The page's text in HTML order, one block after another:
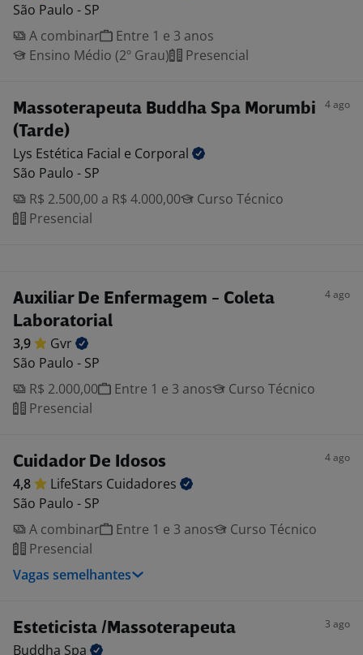
São Paulo - SP
A combinar
Entre 1 e 3 anos
Ensino Médio (2º Grau)
Presencial
Massoterapeuta Buddha Spa Morumbi
(Tarde)
4 ago
Lys Estética Facial e Corporal
São Paulo - SP
R$ 2.500,00 a R$ 4.000,00
Curso Técnico
Presencial
Auxiliar De Enfermagem - Coleta
Laboratorial
4 ago
3,9
Gvr
São Paulo - SP
R$ 2.000,00
Entre 1 e 3 anos
Curso Técnico
Presencial
Cuidador De Idosos 4 ago
4,8 LifeStars Cuidadores
São Paulo - SP
A combinar
Entre 1 e 3 anos
Curso Técnico
Presencial
Vagas semelhantes
Esteticista /Massoterapeuta 3 ago
Buddha Spa